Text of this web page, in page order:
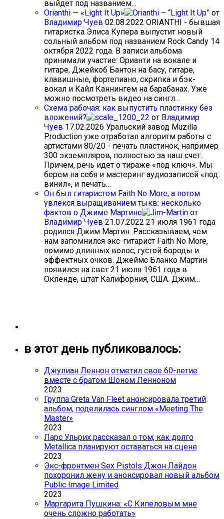
выйдет под названием…
Orianthi — «Light It Up»
от
Владимир Чуев 02.08.2022 ORIANTHI - бывшая
гитаристка Элиса Купера выпустит новый
сольный альбом под названием Rock Candy 14
октября 2022 года. В записи альбома
принимали участие: Орианти на вокале и
гитаре, Джейкоб Бантон на басу, гитаре,
клавишные, фортепиано, скрипка и бэк-
вокал и Кайл Каннингем на барабанах. Уже
можно посмотреть видео на сингл…
Схема рабочая: как выпустить пластинку без
вложений?
от Владимир
Чуев 17.02.2026 Уральский завод Muzilla
Production уже отработал алгоритм работы с
артистами 80/20 - печать пластинок, например
300 экземпляров, полностью за наш счет.
Причем, речь идет о тираже «под ключ». Мы
берем на себя и мастеринг аудиозаписей «под
винил», и печать…
Он был гитаристом Faith No More, а потом
увлекся выращиванием тыкв: несколько
фактов о Джиме Мартине
от
Владимир Чуев 21.07.2022 21 июля 1961 года
родился Джим Мартин. Рассказываем, чем
нам запомнился экс-гитарист Faith No More,
помимо длинных волос, густой бороды и
эффектных очков. Джеймс Бланко Мартин
появился на свет 21 июля 1961 года в
Окленде, штат Калифорния, США. Джим…
в этот день публиковалось:
Джулиан Леннон отметил свое 60-летие
вместе с братом Шоном Ленноном
2023
Группа Greta Van Fleet анонсировала третий
альбом, поделилась синглом «Meeting The
Master»
2023
Ларс Ульрих рассказал о том, как долго
Metallica планируют оставаться на сцене
2023
Экс-фронтмен Sex Pistols Джон Лайдон
похоронил жену и анонсировал новый альбом
Public Image Limited
2023
Маргарита Пушкина: «С Кипеловым мне
очень сложно работать»